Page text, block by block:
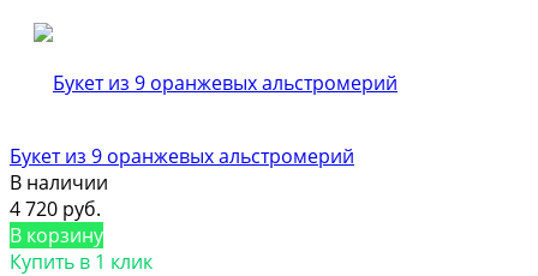
Букет из 9 оранжевых альстромерий
В наличии
4 720 руб.
В корзину
Купить в 1 клик